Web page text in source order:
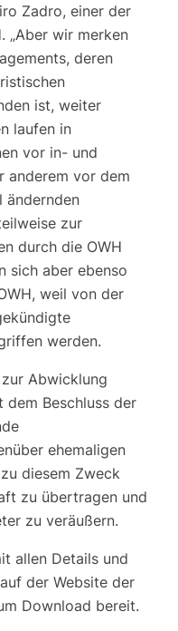
Zadro, einer der
„Aber wir merken
deren
ist, weiter
laufen in
vor in- und
anderem vor dem
ändernden
zur
durch die OWH
sich aber ebenso
weil von der
werden.
Abwicklung
Beschluss der
ehemaligen
diesem Zweck
zu übertragen und
zu veräußern.
allen Details und
der Website der
Download bereit.